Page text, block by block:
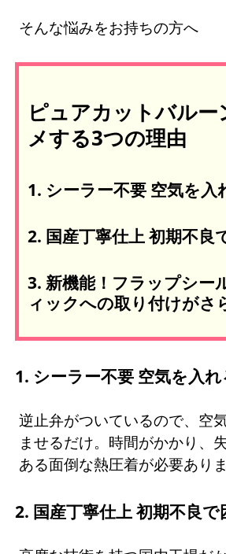
そんな悩みをお持ちの方へ
ピュアカットバルー
メする3つの理由
1. シーラー不要 空気を入
2. 国産丁寧仕上 初期不良
3. 新機能！フラップシー
ィックへの取り付けがさ
1. シーラー不要 空気を入
逆止弁がついているので、空
ませるだけ。時間がかかり、
ある面倒な熱圧着が必要ありま
2. 国産丁寧仕上 初期不良